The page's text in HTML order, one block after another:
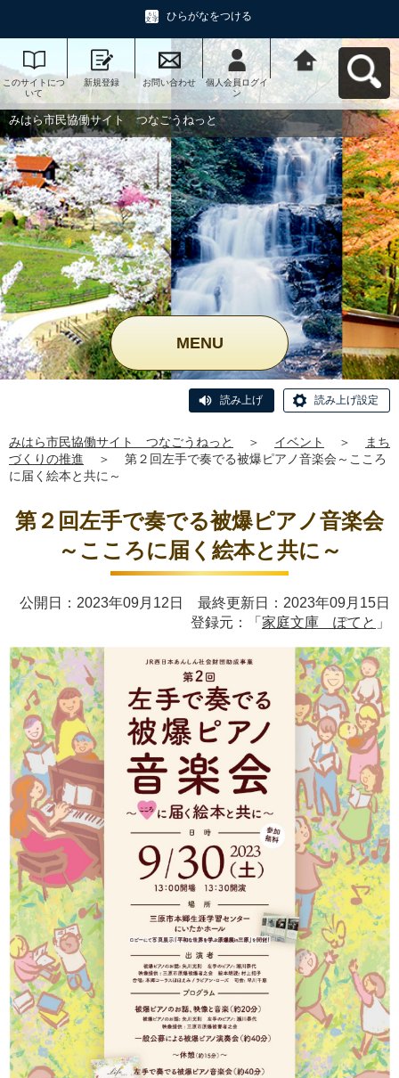
ひらがなをつける
このサイトにつ
いて
新規登録 お問い合わせ
個人会員ログイ
ン
みはら市民協働
サイト つなご
うねっとへ戻る
みはら市民協働サイト つなごうねっと
MENU
読み上げ 読み上げ設定
みはら市民協働サイト つなごうねっと ＞ イベント ＞
まち
づくりの推進
＞
第２回左手で奏でる被爆ピアノ音楽会～こころ
に届く絵本と共に～
第２回左手で奏でる被爆ピアノ音楽会
～こころに届く絵本と共に～
公開日：2023年09月12日 最終更新日：2023年09月15日
登録元：「 家庭文庫 ぽてと 」